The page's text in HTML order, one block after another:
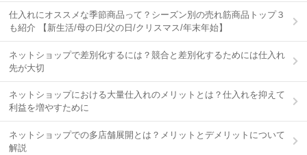
仕入れにオススメな季節商品って？シーズン別の売れ筋商品トップ３
も紹介 【新生活/母の日/父の日/クリスマス/年末年始】
ネットショップで差別化するには？競合と差別化するためには仕入れ
先が大切
ネットショップにおける大量仕入れのメリットとは？仕入れを抑えて
利益を増やすために
ネットショップでの多店舗展開とは？メリットとデメリットについて
解説